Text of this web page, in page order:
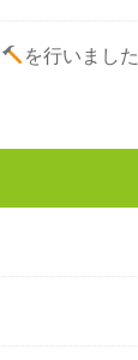
を行いました